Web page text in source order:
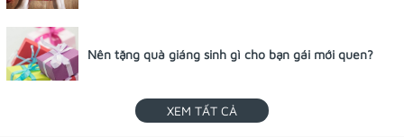
Nên tặng quà giáng sinh gì cho bạn gái mới quen?
XEM TẤT CẢ